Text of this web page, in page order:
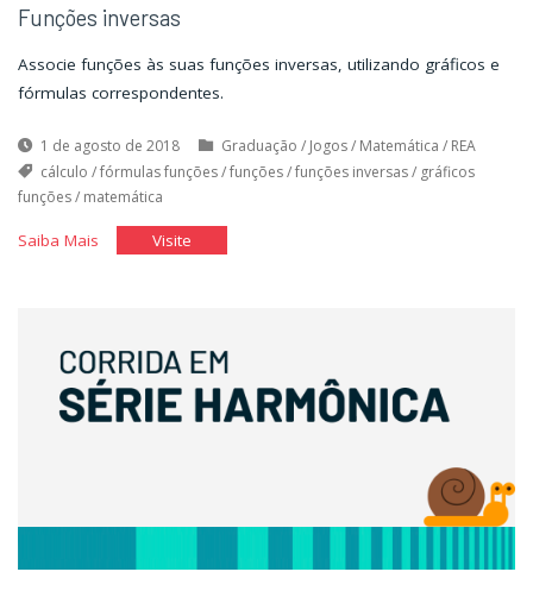
Funções inversas
Associe funções às suas funções inversas, utilizando gráficos e
fórmulas correspondentes.
1 de agosto de 2018 Graduação / Jogos/ Matemática / REA
cálculo /fórmulas funções/funções/funções inversas/ gráficos
funções/ matemática
Saiba Mais"FunçõesVisite"Funções